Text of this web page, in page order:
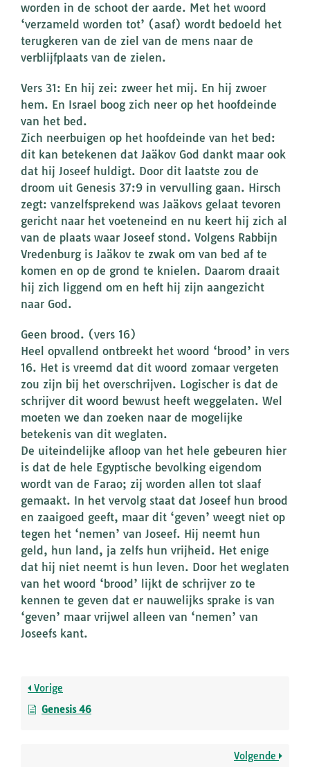
worden in de schoot der aarde. Met het woord
‘verzameld worden tot’ (asaf) wordt bedoeld het
terugkeren van de ziel van de mens naar de
verblijfplaats van de zielen.
Vers 31: En hij zei: zweer het mij. En hij zwoer
hem. En Israel boog zich neer op het hoofdeinde
van het bed.
Zich neerbuigen op het hoofdeinde van het bed:
dit kan betekenen dat Jaäkov God dankt maar ook
dat hij Joseef huldigt. Door dit laatste zou de
droom uit Genesis 37:9 in vervulling gaan. Hirsch
zegt: vanzelfsprekend was Jaäkovs gelaat tevoren
gericht naar het voeteneind en nu keert hij zich al
van de plaats waar Joseef stond. Volgens Rabbijn
Vredenburg is Jaäkov te zwak om van bed af te
komen en op de grond te knielen. Daarom draait
hij zich liggend om en heft hij zijn aangezicht
naar God.
Geen brood. (vers 16)
Heel opvallend ontbreekt het woord ‘brood’ in vers
16. Het is vreemd dat dit woord zomaar vergeten
zou zijn bij het overschrijven. Logischer is dat de
schrijver dit woord bewust heeft weggelaten. Wel
moeten we dan zoeken naar de mogelijke
betekenis van dit weglaten.
De uiteindelijke afloop van het hele gebeuren hier
is dat de hele Egyptische bevolking eigendom
wordt van de Farao; zij worden allen tot slaaf
gemaakt. In het vervolg staat dat Joseef hun brood
en zaaigoed geeft, maar dit ‘geven’ weegt niet op
tegen het ‘nemen’ van Joseef. Hij neemt hun
geld, hun land, ja zelfs hun vrijheid. Het enige
dat hij niet neemt is hun leven. Door het weglaten
van het woord ‘brood’ lijkt de schrijver zo te
kennen te geven dat er nauwelijks sprake is van
‘geven’ maar vrijwel alleen van ‘nemen’ van
Joseefs kant.
Vorige
Genesis 46
Volgende